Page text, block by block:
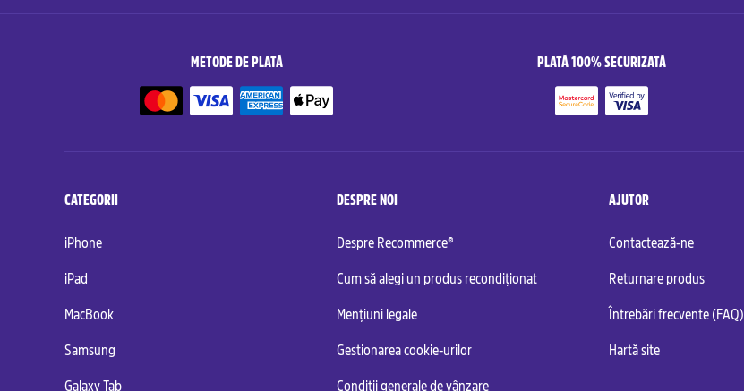
METODE DE PLATĂ PLATĂ 100% SECURIZATĂ
CATEGORII
iPhone
iPad
MacBook
Samsung
Galaxy Tab
DESPRE NOI
Despre Recommerce®
Cum să alegi un produs recondiționat
Mențiuni legale
Gestionarea cookie-urilor
Condiții generale de vânzare
AJUTOR
Contactează-ne
Returnare produs
Întrebări frecvente (FAQ)
Hartă site